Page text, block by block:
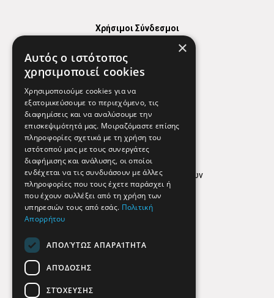
Χρήσιμοι Σύνδεσμοι
Χρήσιμα Τηλέφωνα
Εφημερεύοντα Φαρμακεία
Απόρρητο
Όροι Χρήσης
Πολιτική προστασίας δεδομένων
Findhere
Social Media
×
Αυτός ο ιστότοπος
χρησιμοποιεί cookies
Χρησιμοποιούμε cookies για να
εξατομικεύσουμε το περιεχόμενο, τις
διαφημίσεις και να αναλύσουμε την
επισκεψιμότητά μας. Μοιραζόμαστε επίσης
πληροφορίες σχετικά με τη χρήση του
ιστότοπού μας με τους συνεργάτες
διαφήμισης και ανάλυσης, οι οποίοι
ενδέχεται να τις συνδυάσουν με άλλες
πληροφορίες που τους έχετε παράσχει ή
που έχουν συλλέξει από τη χρήση των
υπηρεσιών τους από εσάς. Πολιτική
Απορρήτου
ΑΠΟΛΎΤΩΣ ΑΠΑΡΑΊΤΗΤΑ
ΑΠΌΔΟΣΗΣ
ΣΤΌΧΕΥΣΗΣ